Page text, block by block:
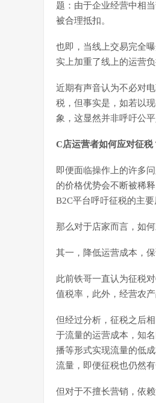
题：由于企业经营中相
被合理抵扣。
也即，当线上交易完全
实上加重了线上的运营负
近期有声音认为不必对
税，但事实是，如若以
象，这显然并非呼吁公平
C店运营者如何应对征税
即便面临操作上的许多
的价格优势会不断被稀
B2C平台呼吁征税的主要
那么对于店家而言，如
其一，降低运营成本，
此前铁哥一直认为征税
值税率，此外，经营农
但经过分析，征税之后
于流量的运营成本，知
播等形式实现流量的低
流量，即便征税也仍然有
但对于不擅长营销，依